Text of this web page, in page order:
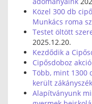
Közel 300 db
Munkács roma
Testet öltött
2025.12.20.
Kezdődik a
Cipősdoboz
Több, mint 1300
került
Alapítványunk